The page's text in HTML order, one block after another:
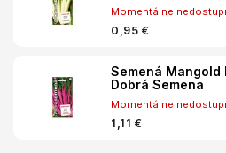
Momentálne
0,95 €
Semená
Dobrá Semena
Momentálne
1,11 €